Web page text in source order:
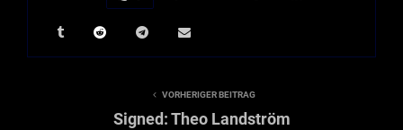
VORHERIGER BEITRAG
Signed: Theo Landström